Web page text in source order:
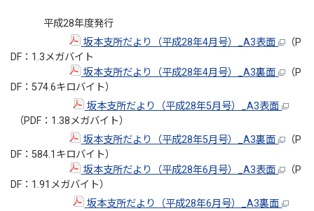
平成28年度発行
坂本支所だより（平成28年4月号）_A3表面
（P
DF：1.3メガバイト
坂本支所だより（平成28年4月号）_A3裏面
（P
DF：574.6キロバイト）
坂本支所だより（平成28年5月号）_A3表面
（PDF：1.38メガバイト）
坂本支所だより（平成28年5月号）_A3裏面
（P
DF：584.1キロバイト）
坂本支所だより（平成28年6月号）_A3表面
（P
DF：1.91メガバイト）
坂本支所だより（平成28年6月号）_A3裏面